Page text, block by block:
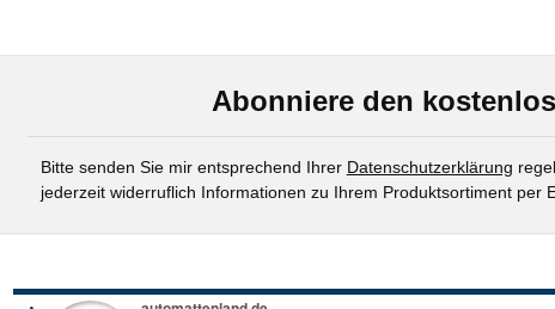
Abonniere den
Bitte senden Sie mir entsprechend Ihrer Datenschutzerklärung
jederzeit widerruflich Informationen zu Ihrem Produktsortiment per